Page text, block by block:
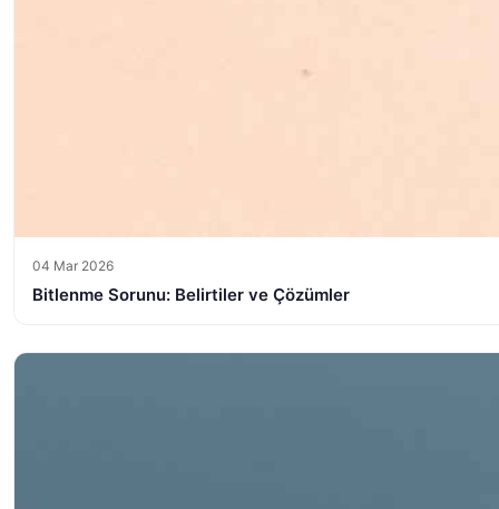
04 Mar 2026
Bitlenme Sorunu: Belirtiler ve Çözümler